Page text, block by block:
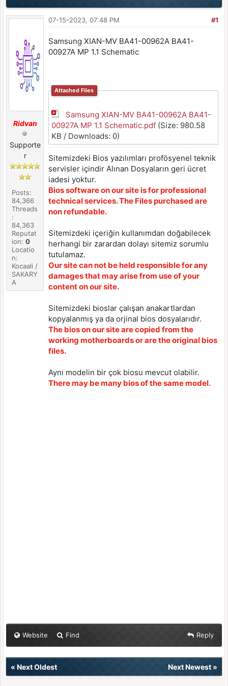
Ridvan
Supporte
r
Posts:
84,366
Threads
:
84,363
Reputat
ion:0
Locatio
n:
Kocaali /
SAKARY
A
#1
07-15-2023, 07:48 PM
Samsung XIAN-MV BA41-00962A BA41-
00927A MP 1.1 Schematic
Attached Files
Samsung XIAN-MV BA41-00962A BA41-
00927A MP 1.1 Schematic.pdf(Size: 980.58
KB / Downloads: 0)
Sitemizdeki Bios yazılımları profösyenel teknik
servisler içindir Alınan Dosyaların geri ücret
iadesi yoktur.
Bios software on our site is for professional
technical services. The Files purchased are
non refundable.
Sitemizdeki içeriğin kullanımdan doğabilecek
herhangi bir zarardan dolayı sitemiz sorumlu
tutulamaz.
Our site can not be held responsible for any
damages that may arise from use of your
content on our site.
Sitemizdeki bioslar çalışan anakartlardan
kopyalanmış ya da orjinal bios dosyalarıdır.
The bios on our site are copied from the
working motherboards or are the original bios
files.
Aynı modelin bir çok biosu mevcut olabilir.
There may be many bios of the same model.
Website Find Reply
« Next Oldest Next Newest»